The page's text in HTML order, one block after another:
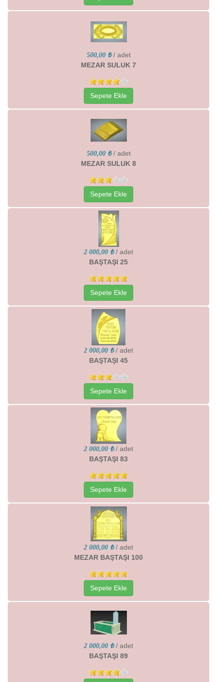
500,00 ₺ / adet
MEZAR SULUK 7
Sepete Ekle
500,00 ₺ / adet
MEZAR SULUK 8
Sepete Ekle
2 000,00 ₺ / adet
BAŞTAŞI 25
Sepete Ekle
2 000,00 ₺ / adet
BAŞTAŞI 45
Sepete Ekle
2 000,00 ₺ / adet
BAŞTAŞI 83
Sepete Ekle
2 000,00 ₺ / adet
MEZAR BAŞTAŞI 100
Sepete Ekle
2 000,00 ₺ / adet
BAŞTAŞI 89